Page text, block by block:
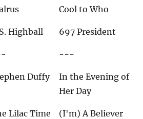
Cool to Who
Highball 697 President
---
Duffy
In the Evening of
Her Day
Lilac Time (I'm) A Believer